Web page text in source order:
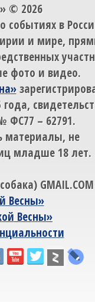
© 2026
событиях в
и мире,
фото и видео.
года,
ФС77 – 62791.
материалы, не
младше 18 лет.
GMAIL.COM
Весны»
Весны»